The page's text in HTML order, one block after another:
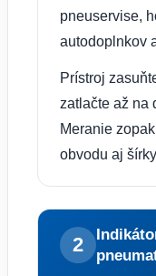
pneuservise,
autodoplnkov
Prístroj
zatlačte až na
Meranie
obvodu aj
2